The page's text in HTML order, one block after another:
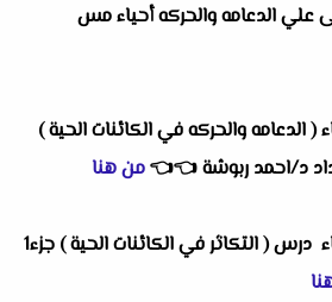
علي الدعامه والحركه أحياء مس
( الدعامه والحركه في الكائنات الحية )
د/احمد ربوشة👈
👈من هنا
امتحان الكتروني أحياء درس ( التكاثر في الكائنات الحية ) جزء1